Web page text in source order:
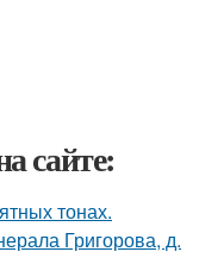
сайте:
тонах.
Григорова, д.